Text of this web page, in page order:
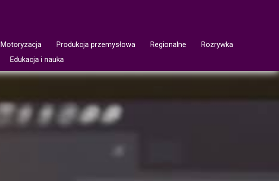
Motoryzacja Produkcja przemysłowa Regionalne
Rozrywka
Edukacja i nauka